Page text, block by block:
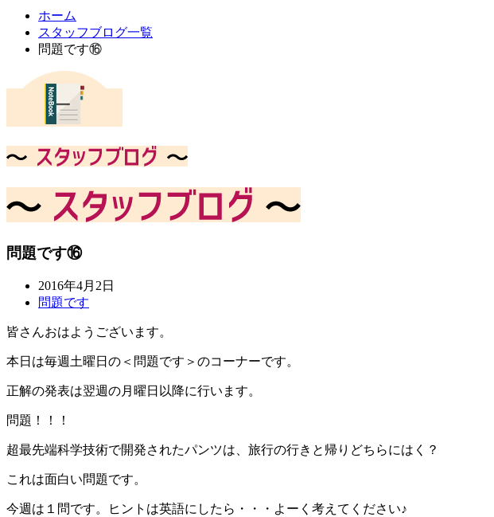
ホーム
スタッフブログ一覧
問題です⑯
問題です⑯
2016年4月2日
問題です
皆さんおはようございます。
本日は毎週土曜日の＜問題です＞のコーナーです。
正解の発表は翌週の月曜日以降に行います。
問題！！！
超最先端科学技術で開発されたパンツは、旅行の行きと帰りどちらにはく？
これは面白い問題です。
今週は１問です。ヒントは英語にしたら・・・よーく考えてください♪